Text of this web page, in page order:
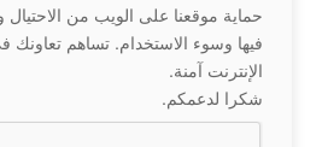
حماية موقعنا على الويب من
فيها وسوء الاستخدام. تساهم تعاونك
الإنترنت آمنة.
شكرا لدعمكم.